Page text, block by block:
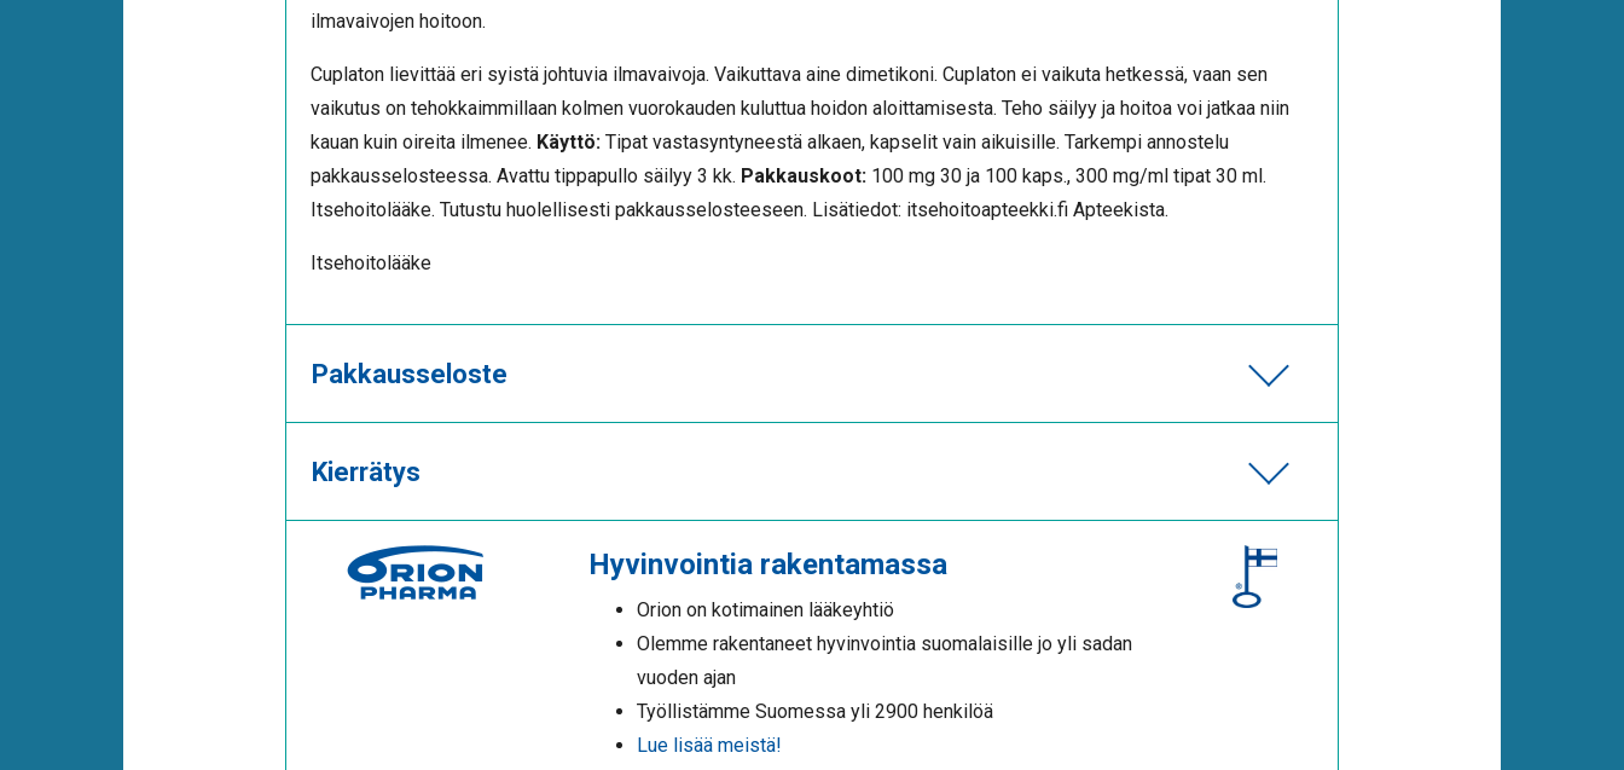
ilmavaivojen hoitoon.
Cuplaton lievittää eri syistä johtuvia ilmavaivoja. Vaikuttava aine dimetikoni. Cuplaton ei vaikuta hetkessä, vaan sen
vaikutus on tehokkaimmillaan kolmen vuorokauden kuluttua hoidon aloittamisesta. Teho säilyy ja hoitoa voi jatkaa niin
kauan kuin oireita ilmenee. Käyttö: Tipat vastasyntyneestä alkaen, kapselit vain aikuisille. Tarkempi annostelu
pakkausselosteessa. Avattu tippapullo säilyy 3 kk. Pakkauskoot: 100 mg 30 ja 100 kaps., 300 mg/ml tipat 30 ml.
Itsehoitolääke. Tutustu huolellisesti pakkausselosteeseen. Lisätiedot: itsehoitoapteekki.fi Apteekista.
Itsehoitolääke
Pakkausseloste
Kierrätys
Hyvinvointia rakentamassa
Orion on kotimainen lääkeyhtiö
Olemme rakentaneet hyvinvointia suomalaisille jo yli sadan
vuoden ajan
Työllistämme Suomessa yli 2900 henkilöä
Lue lisää meistä!